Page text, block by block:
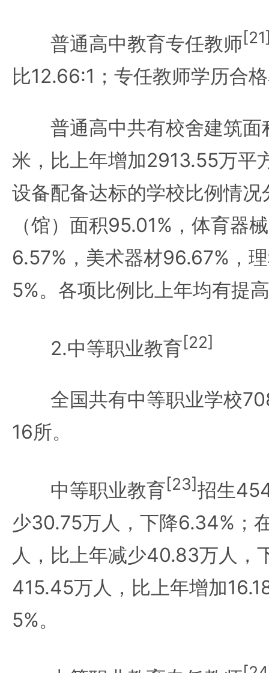
普通高中教育专任教师
比12.66:1；专任教师学历合
普通高中共有校舍建筑面
米，比上年增加2913.55万平
设备配备达标的学校比例情
（馆）面积95.01%，体育器
6.57%，美术器材96.67%，
5%。各项比例比上年均有提
2.中等职业教育[22]
全国共有中等职业学校
16所。
中等职业教育[23]招生
少30.75万人，下降6.34%；
人，比上年减少40.83万人，
415.45万人，比上年增加
5%。